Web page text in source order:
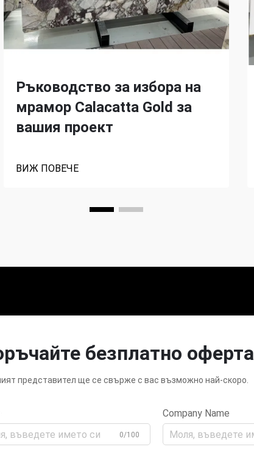
Ръководство за избора на
мрамор Calacatta Gold за
вашия проект
ВИЖ ПОВЕЧЕ
безплатно оферта
представител ще се свърже с вас възможно най-скоро.
0/100
Company Name